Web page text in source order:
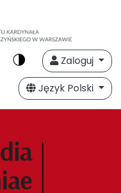
Zaloguj
Język Polski